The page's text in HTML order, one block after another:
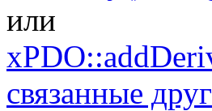
или
связанные